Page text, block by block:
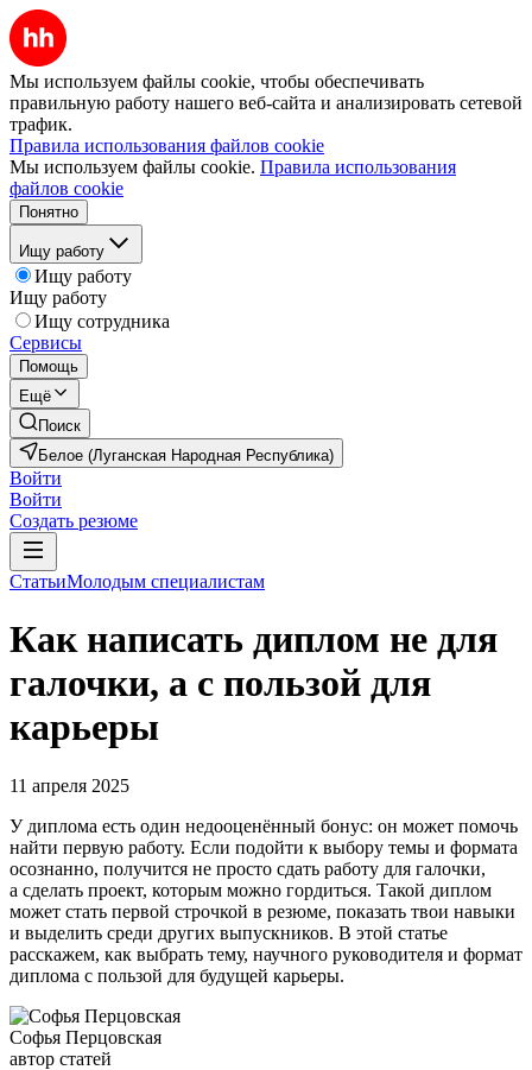
Мы используем файлы cookie, чтобы обеспечивать
правильную работу нашего веб-сайта и анализировать сетевой
трафик.
Правила использования файлов cookie
Мы используем файлы cookie. Правила использования
файлов cookie
Понятно
Ищу работу
Ищу работу
Ищу работу
Ищу сотрудника
Сервисы
Помощь
Ещё
Поиск
Белое (Луганская Народная Республика)
Войти
Войти
Создать резюме
СтатьиМолодым специалистам
Как написать диплом не для
галочки, а с пользой для
карьеры
11 апреля 2025
У диплома есть один недооценённый бонус: он может помочь
найти первую работу. Если подойти к выбору темы и формата
осознанно, получится не просто сдать работу для галочки,
а сделать проект, которым можно гордиться. Такой диплом
может стать первой строчкой в резюме, показать твои навыки
и выделить среди других выпускников. В этой статье
расскажем, как выбрать тему, научного руководителя и формат
диплома с пользой для будущей карьеры.
Софья Перцовская
автор статей